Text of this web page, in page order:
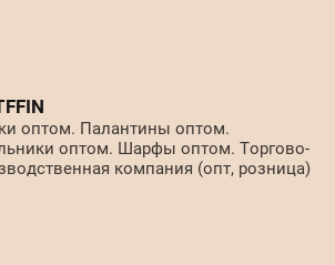
оптом. Палантины оптом.
оптом. Шарфы оптом. Торгово-
компания (опт, розница)